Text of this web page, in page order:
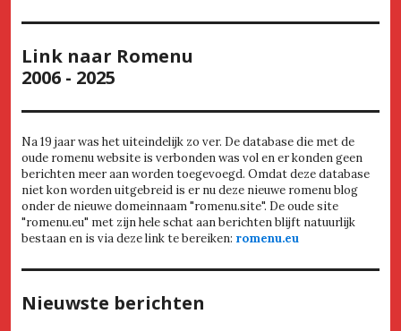
Link naar Romenu
2006 - 2025
Na 19 jaar was het uiteindelijk zo ver. De database die met de
oude romenu website is verbonden was vol en er konden geen
berichten meer aan worden toegevoegd. Omdat deze database
niet kon worden uitgebreid is er nu deze nieuwe romenu blog
onder de nieuwe domeinnaam "romenu.site". De oude site
"romenu.eu" met zijn hele schat aan berichten blijft natuurlijk
bestaan en is via deze link te bereiken: romenu.eu
Nieuwste berichten